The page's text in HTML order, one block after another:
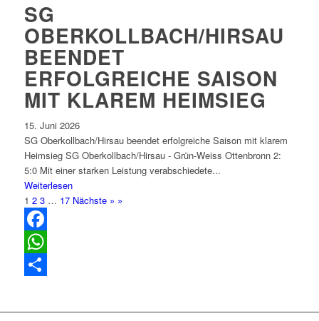
SG
OBERKOLLBACH/HIRSAU
BEENDET
ERFOLGREICHE SAISON
MIT KLAREM HEIMSIEG
15. Juni 2026
SG Oberkollbach/Hirsau beendet erfolgreiche Saison mit klarem
Heimsieg SG Oberkollbach/Hirsau - Grün-Weiss Ottenbronn 2:
5:0 Mit einer starken Leistung verabschiedete...
Weiterlesen
1 2 3 … 17 Nächste » »
Facebook
WhatsApp